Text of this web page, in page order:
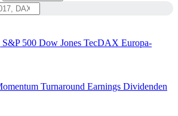
S&P 500 Dow Jones TecDAX Europa-
Turnaround Earnings Dividenden